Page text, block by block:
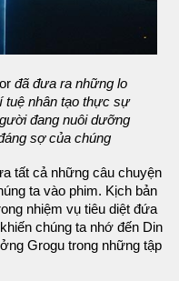
đã đưa ra những lo
tuệ nhân tạo thực sự
đang nuôi dưỡng
sợ của chúng
tất cả những câu chuyện
ta vào phim. Kịch bản
nhiệm vụ tiêu diệt đứa
chúng ta nhớ đến Din
Grogu trong những tập